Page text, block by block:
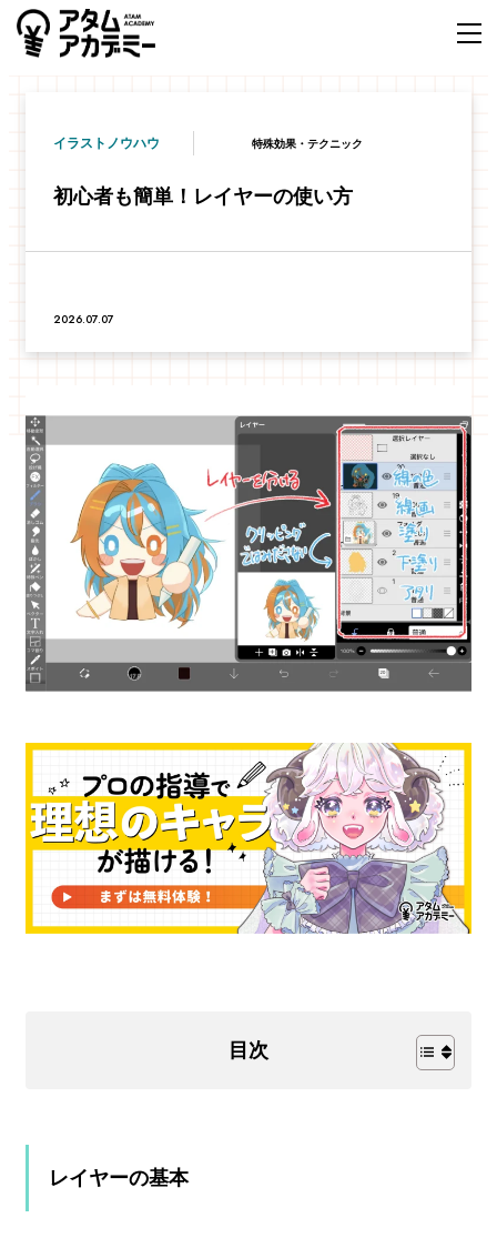
イラストノウハウ 特殊効果・テクニック
初心者も簡単！レイヤーの使い方
2026.07.07
目次
レイヤーの基本